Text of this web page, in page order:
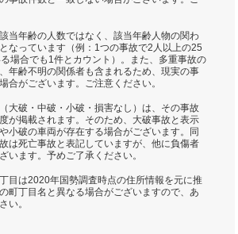
当年齢の人数ではなく、該当年齢人物の関わ
なっています（例：1つの事故で2人以上の25
場合でも1件とカウント）。また、多重事故の
年齢不明の関係者も含まれるため、現実の事
合がございます。ご注意ください。
大破・中破・小破・損害なし）は、その事故
が掲載されます。そのため、大破事故と表示
小破の車両が存在する場合がございます。同
は死亡事故と表記していますが、他に負傷者
います。予めご了承ください。
目は2020年国勢調査時点の住所情報を元に推
町丁目名と異なる場合がございますので、あ
い。